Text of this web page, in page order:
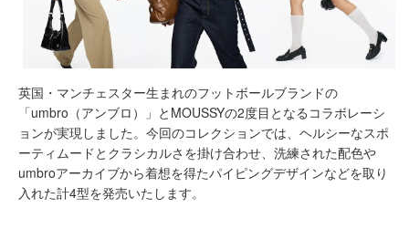
英国・マンチェスター生まれのフットボールブランドの
「umbro（アンブロ）」とMOUSSYの2度目となるコラボレーシ
ョンが実現しました。今回のコレクションでは、ヘルシーなスポ
ーティムードとクラシカルさを掛け合わせ、洗練された配色や
umbroアーカイブから着想を得たパイピングデザインなどを取り
入れた計4型を発売いたします。